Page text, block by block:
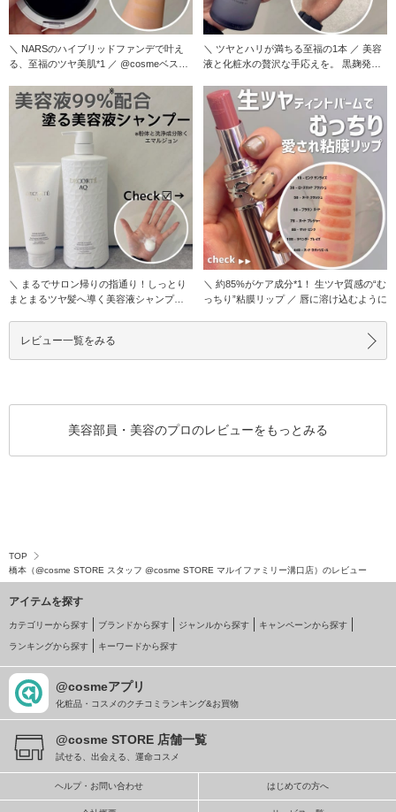
＼ NARSのハイブリッドファンデで叶え
る、至福のツヤ美肌*1 ／ @cosmeベスト
＼ ツヤとハリが満ちる至福の1本 ／ 美容
液と化粧水の贅沢な手応えを。 黒麹発酵
＼ まるでサロン帰りの指通り！しっとり
まとまるツヤ髪へ導く美容液シャンプー
＼ 約85%がケア成分*1！ 生ツヤ質感の“む
っちり”粘膜リップ ／ 唇に溶け込むように
レビュー一覧をみる
美容部員・美容のプロのレビューをもっとみる
TOP
橋本（@cosme STORE スタッフ @cosme STORE マルイファミリー溝口店）のレビュー
アイテムを探す
カテゴリーから探す ブランドから探す ジャンルから探す キャンペーンから探す
ランキングから探す キーワードから探す
@cosmeアプリ
化粧品・コスメのクチコミランキング&お買物
@cosme STORE 店舗一覧
試せる、出会える、運命コスメ
ヘルプ・お問い合わせ はじめての方へ